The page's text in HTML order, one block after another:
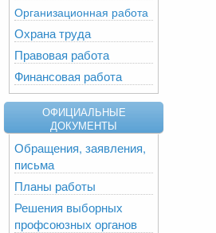
Организационная работа
Охрана труда
Правовая работа
Финансовая работа
ОФИЦИАЛЬНЫЕ
ДОКУМЕНТЫ
Обращения, заявления,
письма
Планы работы
Решения выборных
профсоюзных органов